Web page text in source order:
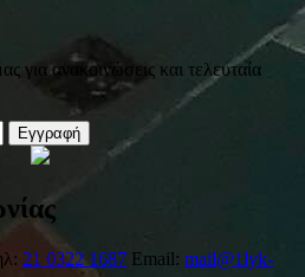
για ανακοινώσεις και τελευταία
Εγγραφή
21 0322 1687 Email: mail@1lyk-